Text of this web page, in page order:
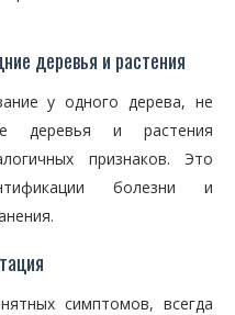
деревья и растения
у одного дерева, не
деревья и растения
признаков. Это
болезни и
симптомов, всегда